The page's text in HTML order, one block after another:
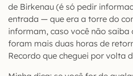
de Birkenau (é só pedir
entrada — que era a torre do
informam, caso você não saiba
foram mais duas horas de
Recordo que cheguei por volta